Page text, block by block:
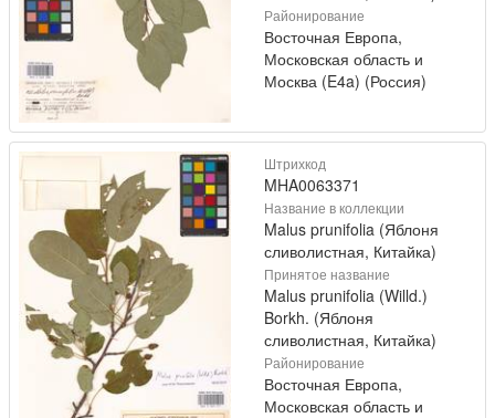
Районирование
Восточная Европа,
Московская область и
Москва (E4a) (Россия)
Штрихкод
MHA0063371
Название в коллекции
Malus prunifolia (Яблоня
сливолистная, Китайка)
Принятое название
Malus prunifolia (Willd.)
Borkh. (Яблоня
сливолистная, Китайка)
Районирование
Восточная Европа,
Московская область и